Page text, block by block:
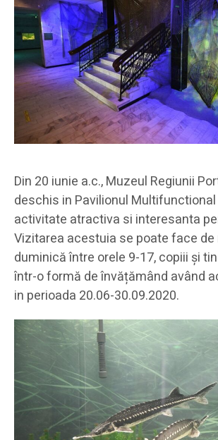
Din 20 iunie a.c., Muzeul Regiunii
deschis in Pavilionul
activitate atractiva si interesanta
Vizitarea acestuia se poate face de
duminică între orele 9-17, copiii și
într-o formă de învățămând având
in perioada 20.06-30.09.2020.